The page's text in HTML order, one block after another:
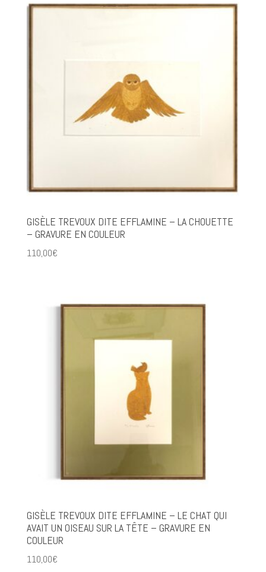
GISÈLE TREVOUX DITE EFFLAMINE – LA CHOUETTE
– GRAVURE EN COULEUR
110,00€
GISÈLE TREVOUX DITE EFFLAMINE – LE CHAT QUI
AVAIT UN OISEAU SUR LA TÊTE – GRAVURE EN
COULEUR
110,00€